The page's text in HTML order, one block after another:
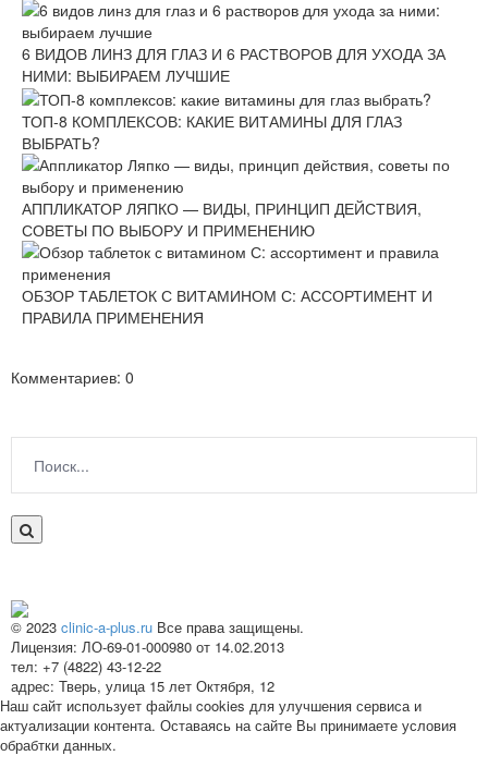
6 ВИДОВ ЛИНЗ ДЛЯ ГЛАЗ И 6 РАСТВОРОВ ДЛЯ УХОДА ЗА
НИМИ: ВЫБИРАЕМ ЛУЧШИЕ
ТОП-8 КОМПЛЕКСОВ: КАКИЕ ВИТАМИНЫ ДЛЯ ГЛАЗ
ВЫБРАТЬ?
АППЛИКАТОР ЛЯПКО — ВИДЫ, ПРИНЦИП ДЕЙСТВИЯ,
СОВЕТЫ ПО ВЫБОРУ И ПРИМЕНЕНИЮ
ОБЗОР ТАБЛЕТОК С ВИТАМИНОМ С: АССОРТИМЕНТ И
ПРАВИЛА ПРИМЕНЕНИЯ
Комментариев: 0
© 2023 clinic-a-plus.ru Все права защищены.
Лицензия: ЛО-69-01-000980 от 14.02.2013
тел: +7 (4822) 43-12-22
адрес: Тверь, улица 15 лет Октября, 12
Наш сайт использует файлы cookies для улучшения сервиса и
актуализации контента. Оставаясь на сайте Вы принимаете условия
обрабтки данных.